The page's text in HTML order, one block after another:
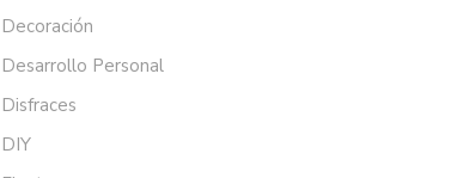
Decoración
Desarrollo Personal
Disfraces
DIY